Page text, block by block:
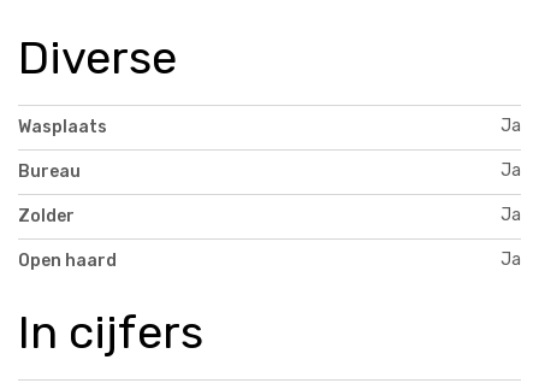
Diverse
Wasplaats Ja
Bureau Ja
Zolder Ja
Open haard Ja
In cijfers